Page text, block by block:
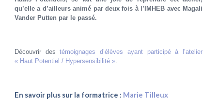
qu’elle a d’ailleurs animé par deux fois à l’IMHEB avec Magali
Vander Putten par le passé.
Découvrir destémoignages d’élèves ayant participé à l’atelier
« Haut Potentiel / Hypersensibilité ».
En savoir plus sur la formatrice : Marie Tilleux